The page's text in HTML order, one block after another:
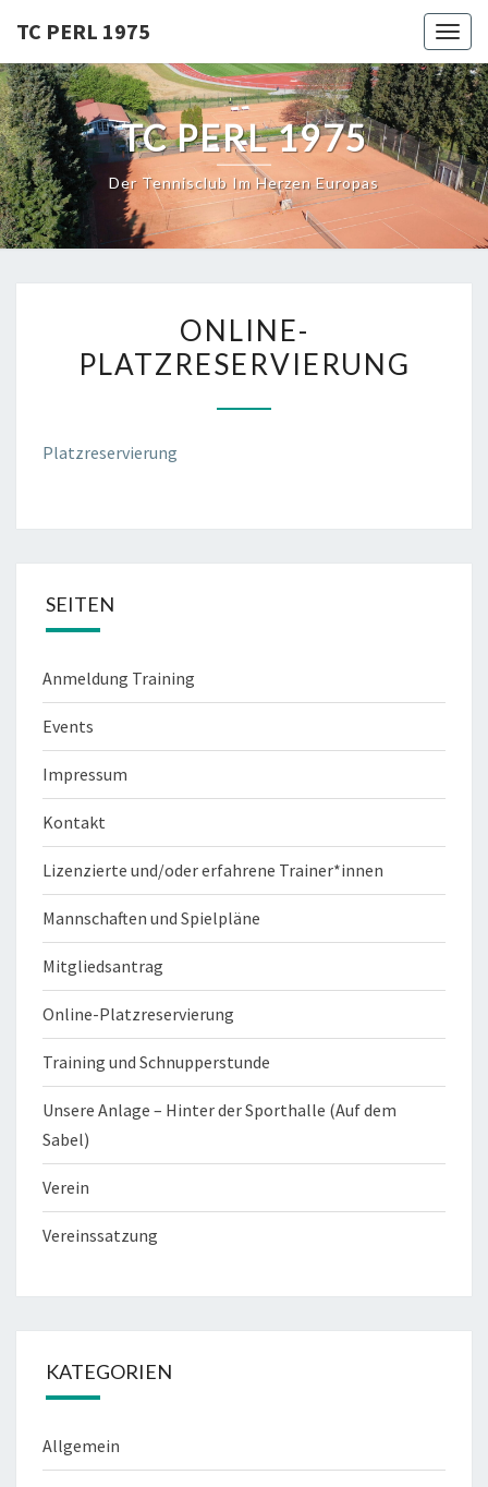
content
TC PERL 1975
TC PERL 1975
Der Tennisclub Im Herzen Europas
PLATZRESERVIERUNG
ONLINE-
PLATZRESERVIERUNG
Platzreservierung
SEITEN
Anmeldung Training
Events
Impressum
Kontakt
Lizenzierte und/oder erfahrene Trainer*innen
Mannschaften und Spielpläne
Mitgliedsantrag
Online-Platzreservierung
Training und Schnupperstunde
Unsere Anlage – Hinter der Sporthalle (Auf dem
Sabel)
Verein
Vereinssatzung
KATEGORIEN
Allgemein